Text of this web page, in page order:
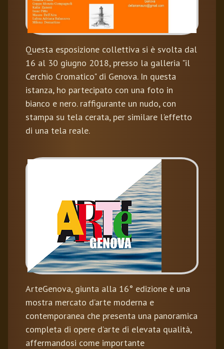
Questa esposizione collettiva si è svolta dal
16 al 30 giugno 2018, presso la galleria "il
Cerchio Cromatico" di Genova. In questa
istanza, ho partecipato con una foto in
bianco e nero. raffigurante un nudo, con
stampa su tela cerata, per similare l'effetto
di una tela reale.
ArteGenova, giunta alla 16° edizione è una
mostra mercato d’arte moderna e
contemporanea che presenta una panoramica
completa di opere d’arte di elevata qualità,
affermandosi come importante